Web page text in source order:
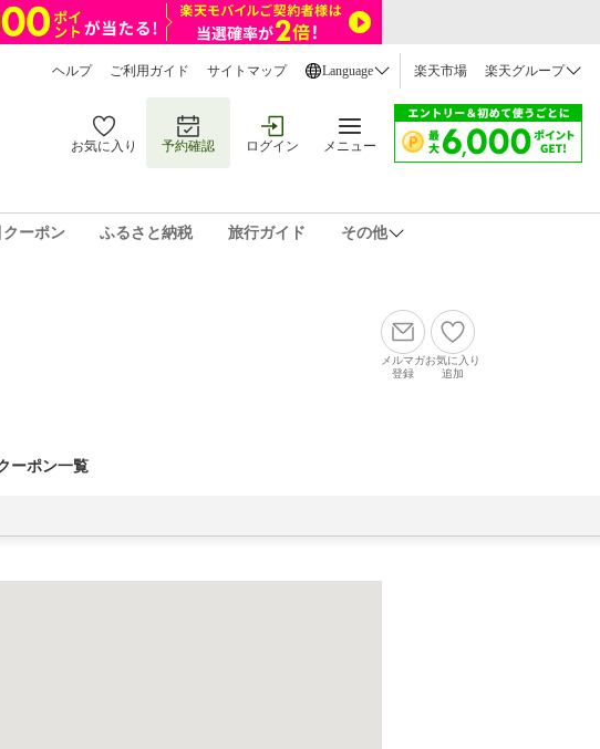
ヘルプ ご利用ガイド サイトマップ Language 楽天市場 楽天グループ
お気に入り 予約確認 ログイン メニュー
クーポン ふるさと納税 旅行ガイド その他
メルマガ
登録
お気に入り
追加
ーポン一覧